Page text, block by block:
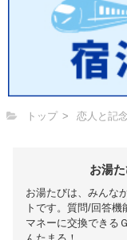
トップ 恋人と記
お湯
お湯たびは、みんな
トです。質問/回答
マネーに交換できる